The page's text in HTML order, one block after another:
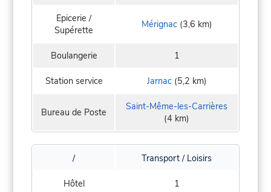
Epicerie /
Supérette
Mérignac(3,6 km)
Boulangerie 1
Station service Jarnac(5,2 km)
Bureau de Poste
Saint-Même-les-Carrières
(4 km)
/ Transport / Loisirs
Hôtel 1